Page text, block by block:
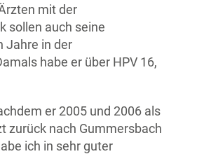
mit der
sollen auch seine
Jahre in der
habe er über HPV 16,
er 2005 und 2006 als
zurück nach Gummersbach
ich in sehr guter